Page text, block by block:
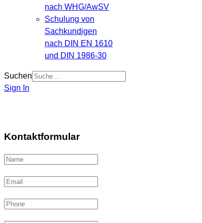
nach WHG/AwSV
Schulung von
Sachkundigen
nach DIN EN 1610
und DIN 1986-30
Suchen
Sign In
Kontaktformular